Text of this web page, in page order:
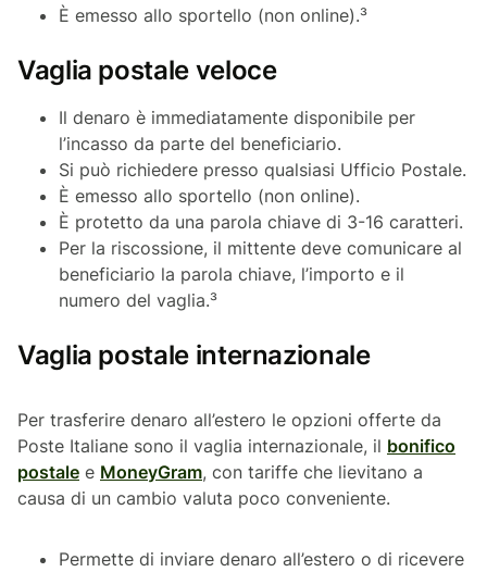
È emesso allo sportello (non online).³
Vaglia postale veloce
Il denaro è immediatamente disponibile per
l’incasso da parte del beneficiario.
Si può richiedere presso qualsiasi Ufficio Postale.
È emesso allo sportello (non online).
È protetto da una parola chiave di 3-16 caratteri.
Per la riscossione, il mittente deve comunicare al
beneficiario la parola chiave, l’importo e il
numero del vaglia.³
Vaglia postale internazionale
Per trasferire denaro all’estero le opzioni offerte da
Poste Italiane sono il vaglia internazionale, il bonifico
postale e MoneyGram, con tariffe che lievitano a
causa di un cambio valuta poco conveniente.
Permette di inviare denaro all’estero o di ricevere